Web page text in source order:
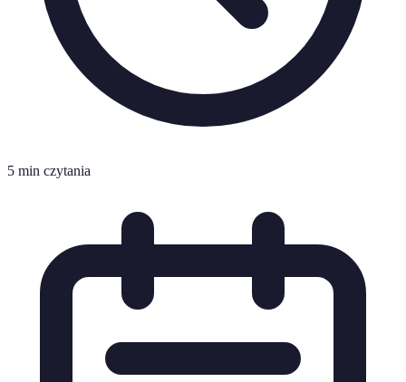
5 min czytania